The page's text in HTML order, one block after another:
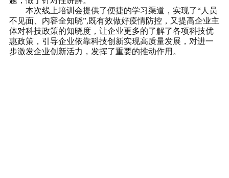
本次线上培训会提供了便捷的学习渠道，实现了“人员
不见面、内容全知晓”,既有效做好疫情防控，又提高企业主
体对科技政策的知晓度，让企业更多的了解了各项科技优
惠政策，引导企业依靠科技创新实现高质量发展，对进一
步激发企业创新活力，发挥了重要的推动作用。